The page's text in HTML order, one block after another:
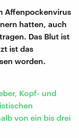
Affenpockenvirus
hatten, auch
Das Blut ist
ist das
worden.
Kopf- und
von ein bis drei